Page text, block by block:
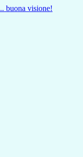
buona visione!